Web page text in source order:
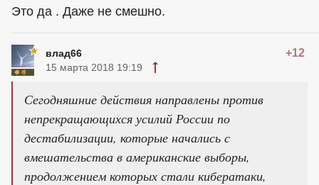
Это да . Даже не смешно.
влад66 +12
15 марта 2018 19:19
Сегодняшние действия направлены против
непрекращающихся усилий России по
дестабилизации, которые начались с
вмешательства в американские выборы,
продолжением которых стали кибератаки,